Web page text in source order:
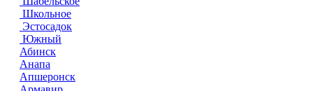
Школьное
Эстосадок
Южный
Абинск
Анапа
Апшеронск